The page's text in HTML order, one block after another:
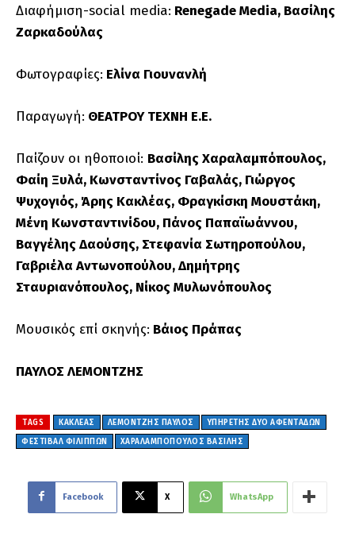
Διαφήμιση-social media: Renegade Media, Βασίλης
Ζαρκαδούλας
Φωτογραφίες: Ελίνα Γιουνανλή
Παραγωγή: ΘΕΑΤΡΟΥ ΤΕΧΝΗ Ε.Ε.
Παίζουν οι ηθοποιοί: Βασίλης Χαραλαμπόπουλος,
Φαίη Ξυλά, Κωνσταντίνος Γαβαλάς, Γιώργος
Ψυχογιός, Άρης Κακλέας, Φραγκίσκη Μουστάκη,
Μένη Κωνσταντινίδου, Πάνος Παπαϊωάννου,
Βαγγέλης Δαούσης, Στεφανία Σωτηροπούλου,
Γαβριέλα Αντωνοπούλου, Δημήτρης
Σταυριανόπουλος, Νίκος Μυλωνόπουλος
Μουσικός επί σκηνής: Βάιος Πράπας
ΠΑΥΛΟΣ ΛΕΜΟΝΤΖΗΣ
TAGS ΚΑΚΛΕΑΣ ΛΕΜΟΝΤΖΗΣ ΠΑΥΛΟΣ
ΥΠΗΡΈΤΗΣ ΔΎΟ ΑΦΕΝΤΆΔΩΝ
ΦΕΣΤΙΒΑΛ ΦΙΛΙΠΠΩΝ
ΧΑΡΑΛΑΜΠΟΠΟΥΛΟΣ ΒΑΣΙΛΗΣ
Facebook X WhatsApp